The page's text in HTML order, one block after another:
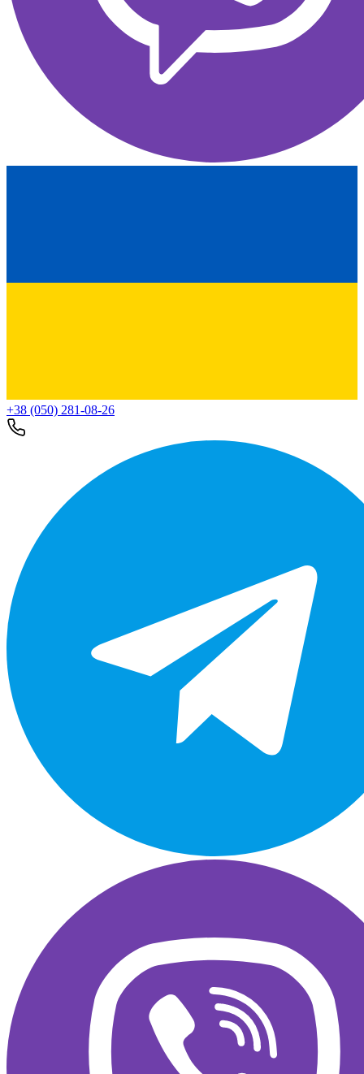
+38 (050) 281-08-26